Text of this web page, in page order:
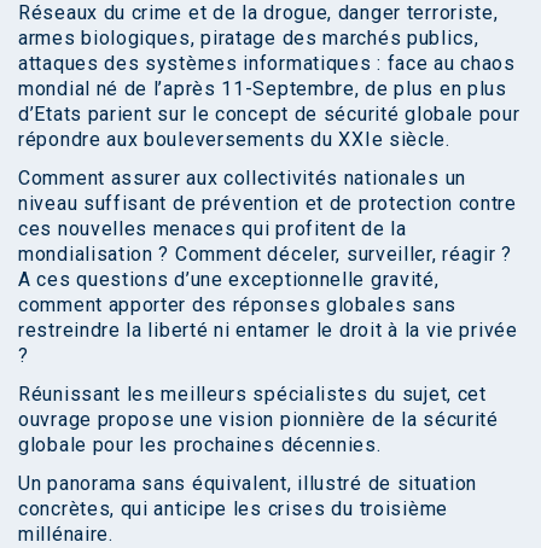
Réseaux du crime et de la drogue, danger terroriste,
armes biologiques, piratage des marchés publics,
attaques des systèmes informatiques : face au chaos
mondial né de l’après 11-Septembre, de plus en plus
d’Etats parient sur le concept de sécurité globale pour
répondre aux bouleversements du XXIe siècle.
Comment assurer aux collectivités nationales un
niveau suffisant de prévention et de protection contre
ces nouvelles menaces qui profitent de la
mondialisation ? Comment déceler, surveiller, réagir ?
A ces questions d’une exceptionnelle gravité,
comment apporter des réponses globales sans
restreindre la liberté ni entamer le droit à la vie privée
?
Réunissant les meilleurs spécialistes du sujet, cet
ouvrage propose une vision pionnière de la sécurité
globale pour les prochaines décennies.
Un panorama sans équivalent, illustré de situation
concrètes, qui anticipe les crises du troisième
millénaire.